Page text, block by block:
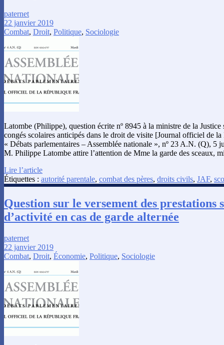
paternet
22 janvier 2019
Combat, Droit, Politique, Sociologie
Latombe (Philippe), question écrite nº 8945 à la ministre de la Justice
congés scolaires anticipés dans le droit de visite [Journal officiel de
« Débats parlementaires – Assemblée nationale », nº 23 A.N. (Q), 5
M. Philippe Latombe attire l’attention de Mme la garde des sceaux,
Lire l’article
Étiquettes : autorité parentale, combat des pères, droits civils, JAF,
Question sur le versement des prestations
d’activité en cas de garde alternée
paternet
22 janvier 2019
Combat, Droit, Économie, Politique, Sociologie